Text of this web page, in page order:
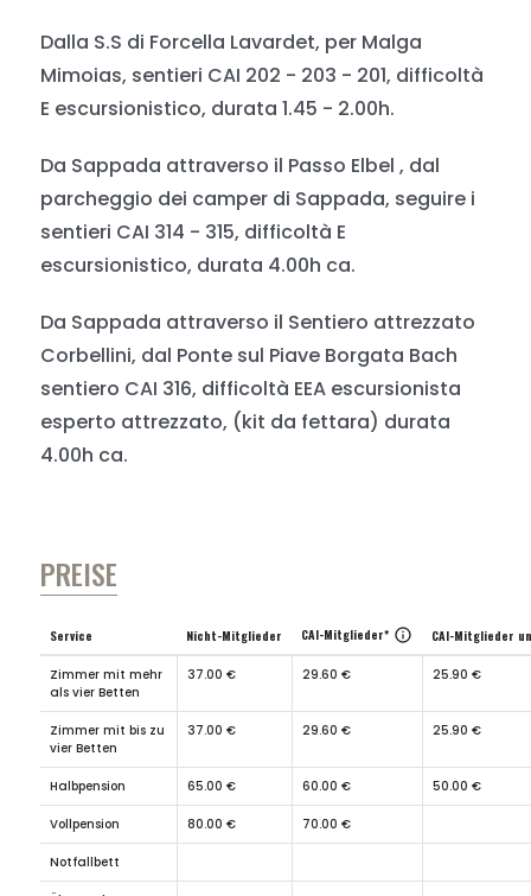
Dalla S.S di Forcella Lavardet, per Malga
Mimoias, sentieri CAI 202 - 203 - 201, difficoltà
E escursionistico, durata 1.45 - 2.00h.
Da Sappada attraverso il Passo Elbel , dal
parcheggio dei camper di Sappada, seguire i
sentieri CAI 314 - 315, difficoltà E
escursionistico, durata 4.00h ca.
Da Sappada attraverso il Sentiero attrezzato
Corbellini, dal Ponte sul Piave Borgata Bach
sentiero CAI 316, difficoltà EEA escursionista
esperto attrezzato, (kit da fettara) durata
4.00h ca.
PREISE
Service Nicht-Mitglieder CAI-Mitglieder* info CAI-Mitglieder
Zimmer mit mehr
als vier Betten
37.00 € 29.60 € 25.90 €
Zimmer mit bis zu
vier Betten
37.00 € 29.60 € 25.90 €
Halbpension 65.00 € 60.00 € 50.00 €
Vollpension 80.00 € 70.00 €
Notfallbett